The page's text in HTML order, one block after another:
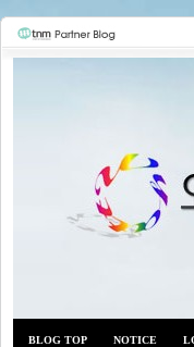
BLOG TOP NOTICE